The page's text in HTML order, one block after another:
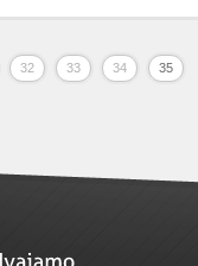
32 33 34 35